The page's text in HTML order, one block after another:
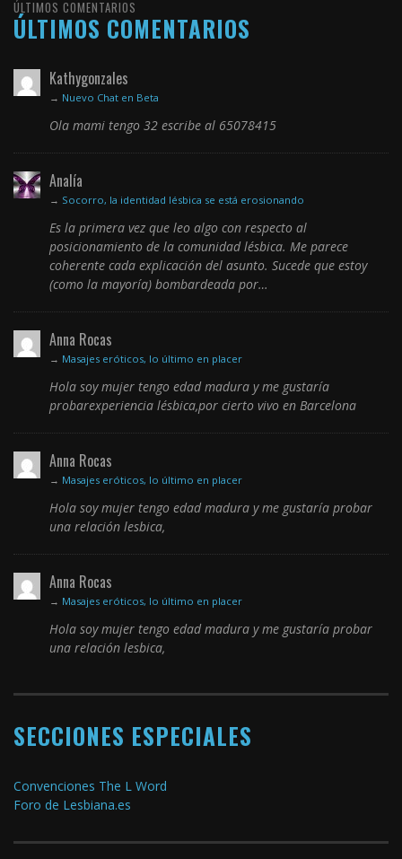
ÚLTIMOS COMENTARIOS
ÚLTIMOS COMENTARIOS
Kathygonzales
→ Nuevo Chat en Beta
Ola mami tengo 32 escribe al 65078415
Analía
→ Socorro, la identidad lésbica se está erosionando
Es la primera vez que leo algo con respecto al
posicionamiento de la comunidad lésbica. Me parece
coherente cada explicación del asunto. Sucede que estoy
(como la mayoría) bombardeada por…
Anna Rocas
→ Masajes eróticos, lo último en placer
Hola soy mujer tengo edad madura y me gustaría
probarexperiencia lésbica,por cierto vivo en Barcelona
Anna Rocas
→ Masajes eróticos, lo último en placer
Hola soy mujer tengo edad madura y me gustaría probar
una relación lesbica,
Anna Rocas
→ Masajes eróticos, lo último en placer
Hola soy mujer tengo edad madura y me gustaría probar
una relación lesbica,
SECCIONES ESPECIALES
Convenciones The L Word
Foro de Lesbiana.es